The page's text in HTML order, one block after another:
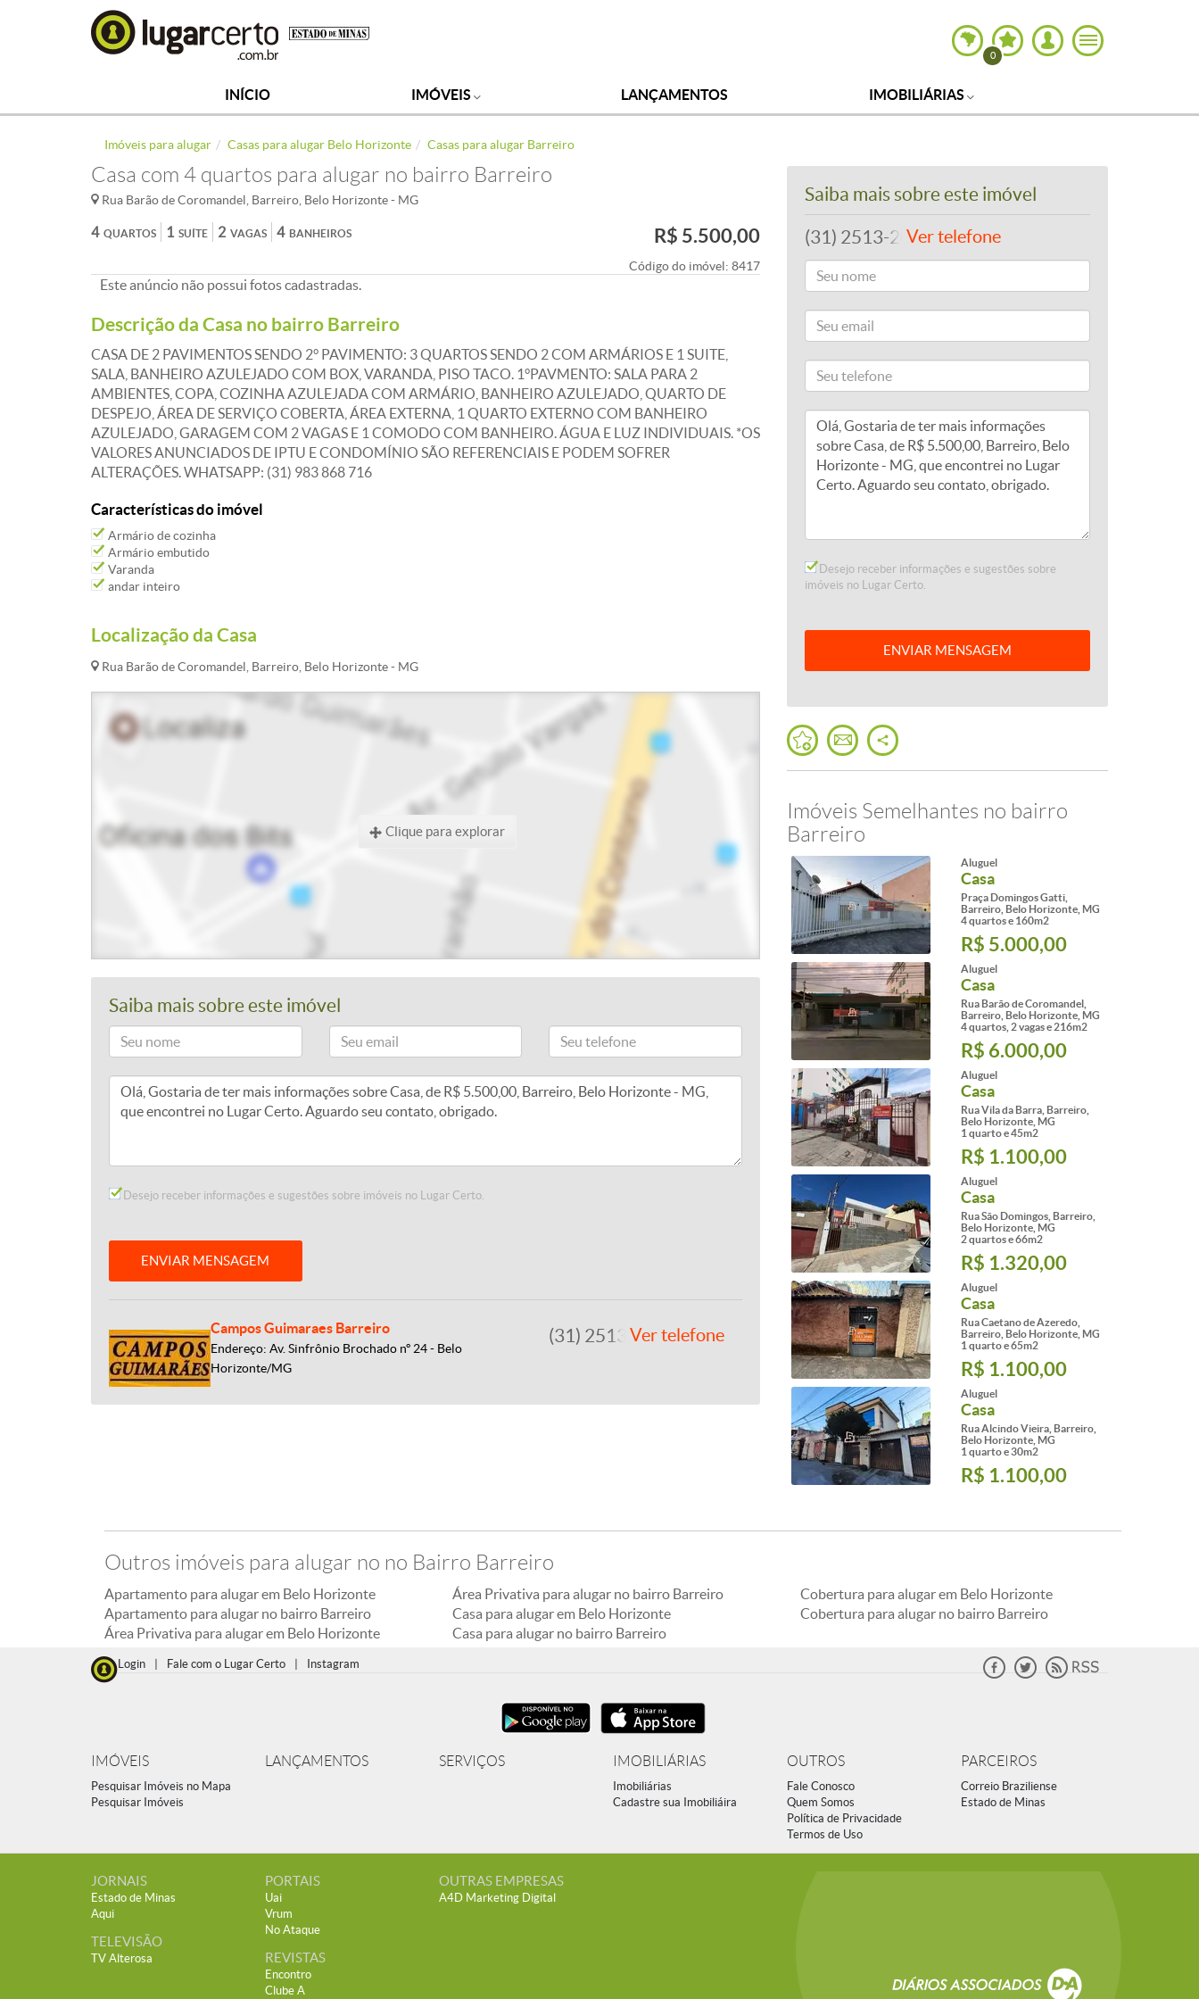
0
INÍCIO IMÓVEIS LANÇAMENTOS IMOBILIÁRIAS
Imóveis para alugar Casas para alugar Belo Horizonte Casas para alugar Barreiro
Casa com 4 quartos para alugar no bairro Barreiro
Rua Barão de Coromandel, Barreiro, Belo Horizonte - MG
QUARTOS
4 SUÍTE
1 VAGAS
2 BANHEIROS
4 R$ 5.500,00
Código do imóvel: 8417
Este anúncio não possui fotos cadastradas.
Descrição da Casa no bairro Barreiro
CASA DE 2 PAVIMENTOS SENDO 2° PAVIMENTO: 3 QUARTOS SENDO 2 COM ARMÁRIOS E 1 SUITE,
SALA, BANHEIRO AZULEJADO COM BOX, VARANDA, PISO TACO. 1°PAVMENTO: SALA PARA 2
AMBIENTES, COPA, COZINHA AZULEJADA COM ARMÁRIO, BANHEIRO AZULEJADO, QUARTO DE
DESPEJO, ÁREA DE SERVIÇO COBERTA, ÁREA EXTERNA, 1 QUARTO EXTERNO COM BANHEIRO
AZULEJADO, GARAGEM COM 2 VAGAS E 1 COMODO COM BANHEIRO. ÁGUA E LUZ INDIVIDUAIS. *OS
VALORES ANUNCIADOS DE IPTU E CONDOMÍNIO SÃO REFERENCIAIS E PODEM SOFRER
ALTERAÇÕES. WHATSAPP: (31) 983 868 716
Características do imóvel
Armário de cozinha
Armário embutido
Varanda
andar inteiro
Localização da Casa
Rua Barão de Coromandel, Barreiro, Belo Horizonte - MG
Clique para explorar
Saiba mais sobre este imóvel
Desejo receber informações e sugestões sobre imóveis no Lugar Certo.
ENVIAR MENSAGEM
Campos Guimaraes Barreiro
Endereço: Av. Sinfrônio Brochado nº 24 - Belo
Horizonte/MG
(31) 2513-2060Ver telefone
Saiba mais sobre este imóvel
(31) 2513-2060Ver telefone
Desejo receber informações e sugestões sobre
imóveis no Lugar Certo.
ENVIAR MENSAGEM
Imóveis Semelhantes no bairro
Barreiro
Aluguel
Casa
Praça Domingos Gatti,
Barreiro, Belo Horizonte, MG
4 quartos e 160m2
R$ 5.000,00
Aluguel
Casa
Rua Barão de Coromandel,
Barreiro, Belo Horizonte, MG
4 quartos, 2 vagas e 216m2
R$ 6.000,00
Aluguel
Casa
Rua Vila da Barra, Barreiro,
Belo Horizonte, MG
1 quarto e 45m2
R$ 1.100,00
Aluguel
Casa
Rua São Domingos, Barreiro,
Belo Horizonte, MG
2 quartos e 66m2
R$ 1.320,00
Aluguel
Casa
Rua Caetano de Azeredo,
Barreiro, Belo Horizonte, MG
1 quarto e 65m2
R$ 1.100,00
Aluguel
Casa
Rua Alcindo Vieira, Barreiro,
Belo Horizonte, MG
1 quarto e 30m2
R$ 1.100,00
Outros imóveis para alugar no no Bairro Barreiro
Apartamento para alugar em Belo Horizonte
Apartamento para alugar no bairro Barreiro
Área Privativa para alugar em Belo Horizonte
Área Privativa para alugar no bairro Barreiro
Casa para alugar em Belo Horizonte
Casa para alugar no bairro Barreiro
Cobertura para alugar em Belo Horizonte
Cobertura para alugar no bairro Barreiro
Login Fale com o Lugar Certo Instagram
IMÓVEIS
Pesquisar Imóveis no Mapa
Pesquisar Imóveis
LANÇAMENTOS SERVIÇOS IMOBILIÁRIAS
Imobiliárias
Cadastre sua Imobiliáira
OUTROS
Fale Conosco
Quem Somos
Política de Privacidade
Termos de Uso
PARCEIROS
Correio Braziliense
Estado de Minas
JORNAIS
Estado de Minas
Aqui
TELEVISÃO
TV Alterosa
PORTAIS
Uai
Vrum
No Ataque
REVISTAS
Encontro
Clube A
OUTRAS EMPRESAS
A4D Marketing Digital